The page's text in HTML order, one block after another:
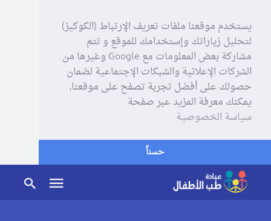
يستخدم موقعنا ملفات تعريف الإرتباط (الكوكيز)
لتحليل زياراتك وإستخدامك للموقع و تتم
مشاركة بعض المعلومات مع Google وغيرها من
الشركات الإعلانية والشبكات الإجتماعية لضمان
حصولك على أفضل تجربة تصفح على موقعنا,
يمكنك معرفة المزيد عبر صفحة
سياسة الخصوصية
حسناً